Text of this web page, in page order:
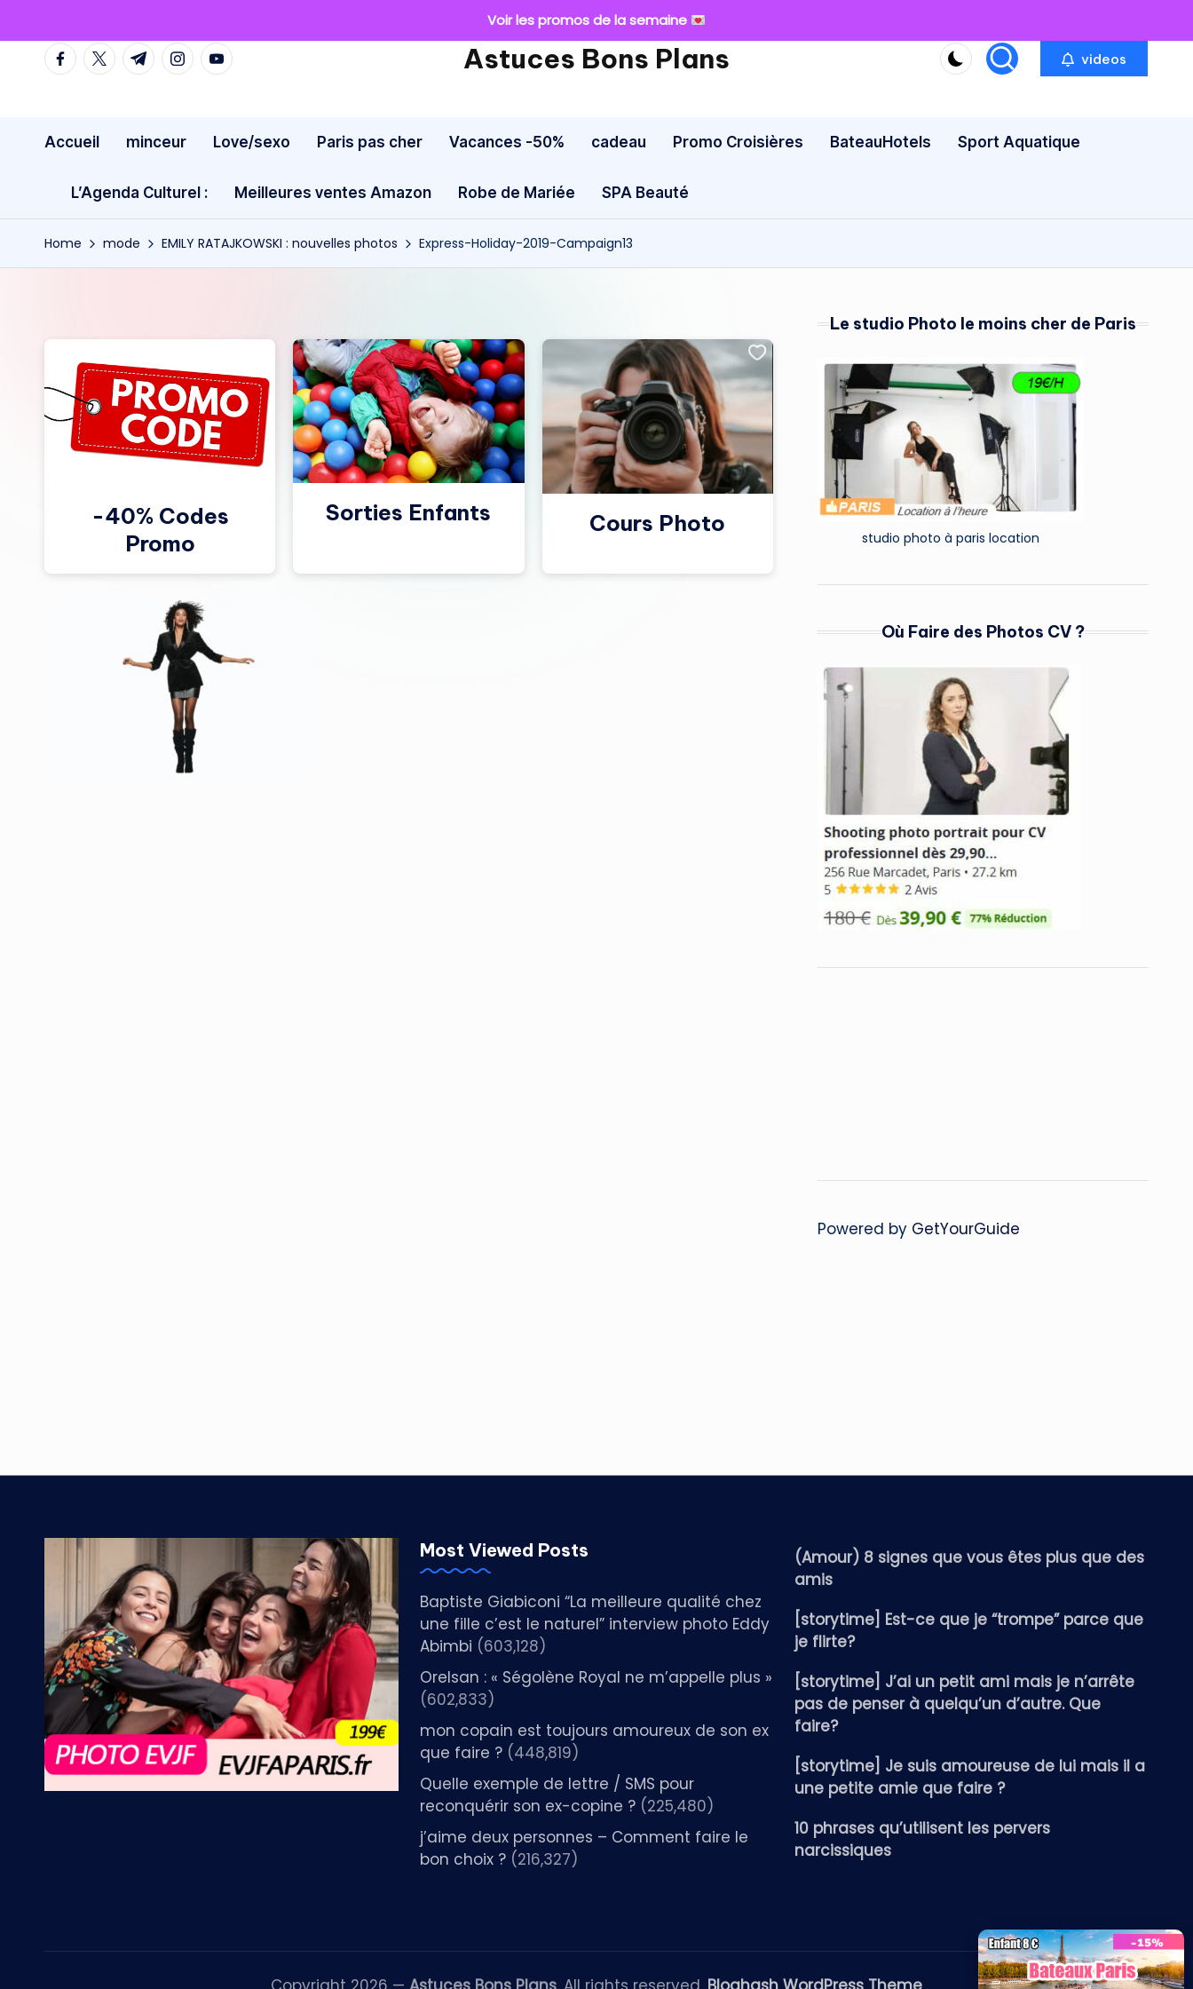
Skip
facebook.com
twitter.com
t.me instagram.com
youtube.com Astuces Bons Plans videos
Accueil minceur Love/sexo Paris pas cher Vacances -50% cadeau Promo Croisières BateauHotels Sport Aquatique
L’Agenda Culturel : Meilleures ventes Amazon Robe de Mariée SPA Beauté
Home mode EMILY RATAJKOWSKI : nouvelles photos Express-Holiday-2019-Campaign13
-40% Codes
Promo
Sorties Enfants Cours Photo
Le studio Photo le moins cher de Paris
studio photo à paris location
Où Faire des Photos CV ?
Powered by GetYourGuide
Most Viewed Posts
Baptiste Giabiconi “La meilleure qualité chez
une fille c’est le naturel” interview photo Eddy
Abimbi (603,128)
Orelsan : « Ségolène Royal ne m’appelle plus »
(602,833)
mon copain est toujours amoureux de son ex
que faire ? (448,819)
Quelle exemple de lettre / SMS pour
reconquérir son ex-copine ? (225,480)
j’aime deux personnes – Comment faire le
bon choix ? (216,327)
(Amour) 8 signes que vous êtes plus que des
amis
[storytime] Est-ce que je “trompe” parce que
je flirte?
[storytime] J’ai un petit ami mais je n’arrête
pas de penser à quelqu’un d’autre. Que
faire?
[storytime] Je suis amoureuse de lui mais il a
une petite amie que faire ?
10 phrases qu’utilisent les pervers
narcissiques
Voir les promos de la semaine